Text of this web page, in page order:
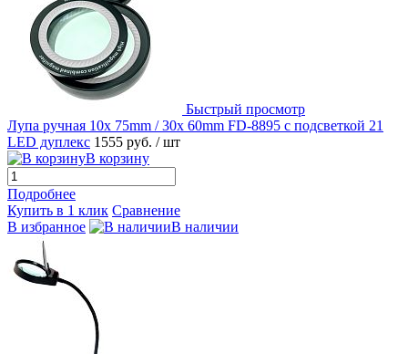
Быстрый просмотр
Лупа ручная 10x 75mm / 30x 60mm FD-8895 с подсветкой 21
LED дуплекс 1555 руб. / шт
В корзину
Подробнее
Купить в 1 клик Сравнение
В избранное
В наличии